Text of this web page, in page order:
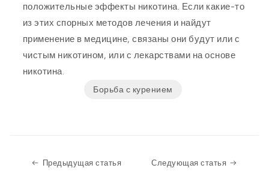
положительные эффекты никотина. Если какие-то
из этих спорных методов лечения и найдут
применение в медицине, связаны они будут или с
чистым никотином, или с лекарствами на основе
никотина.
Борьба с курением
Предыдущая статьяПредыдущая статья
Следующая статья